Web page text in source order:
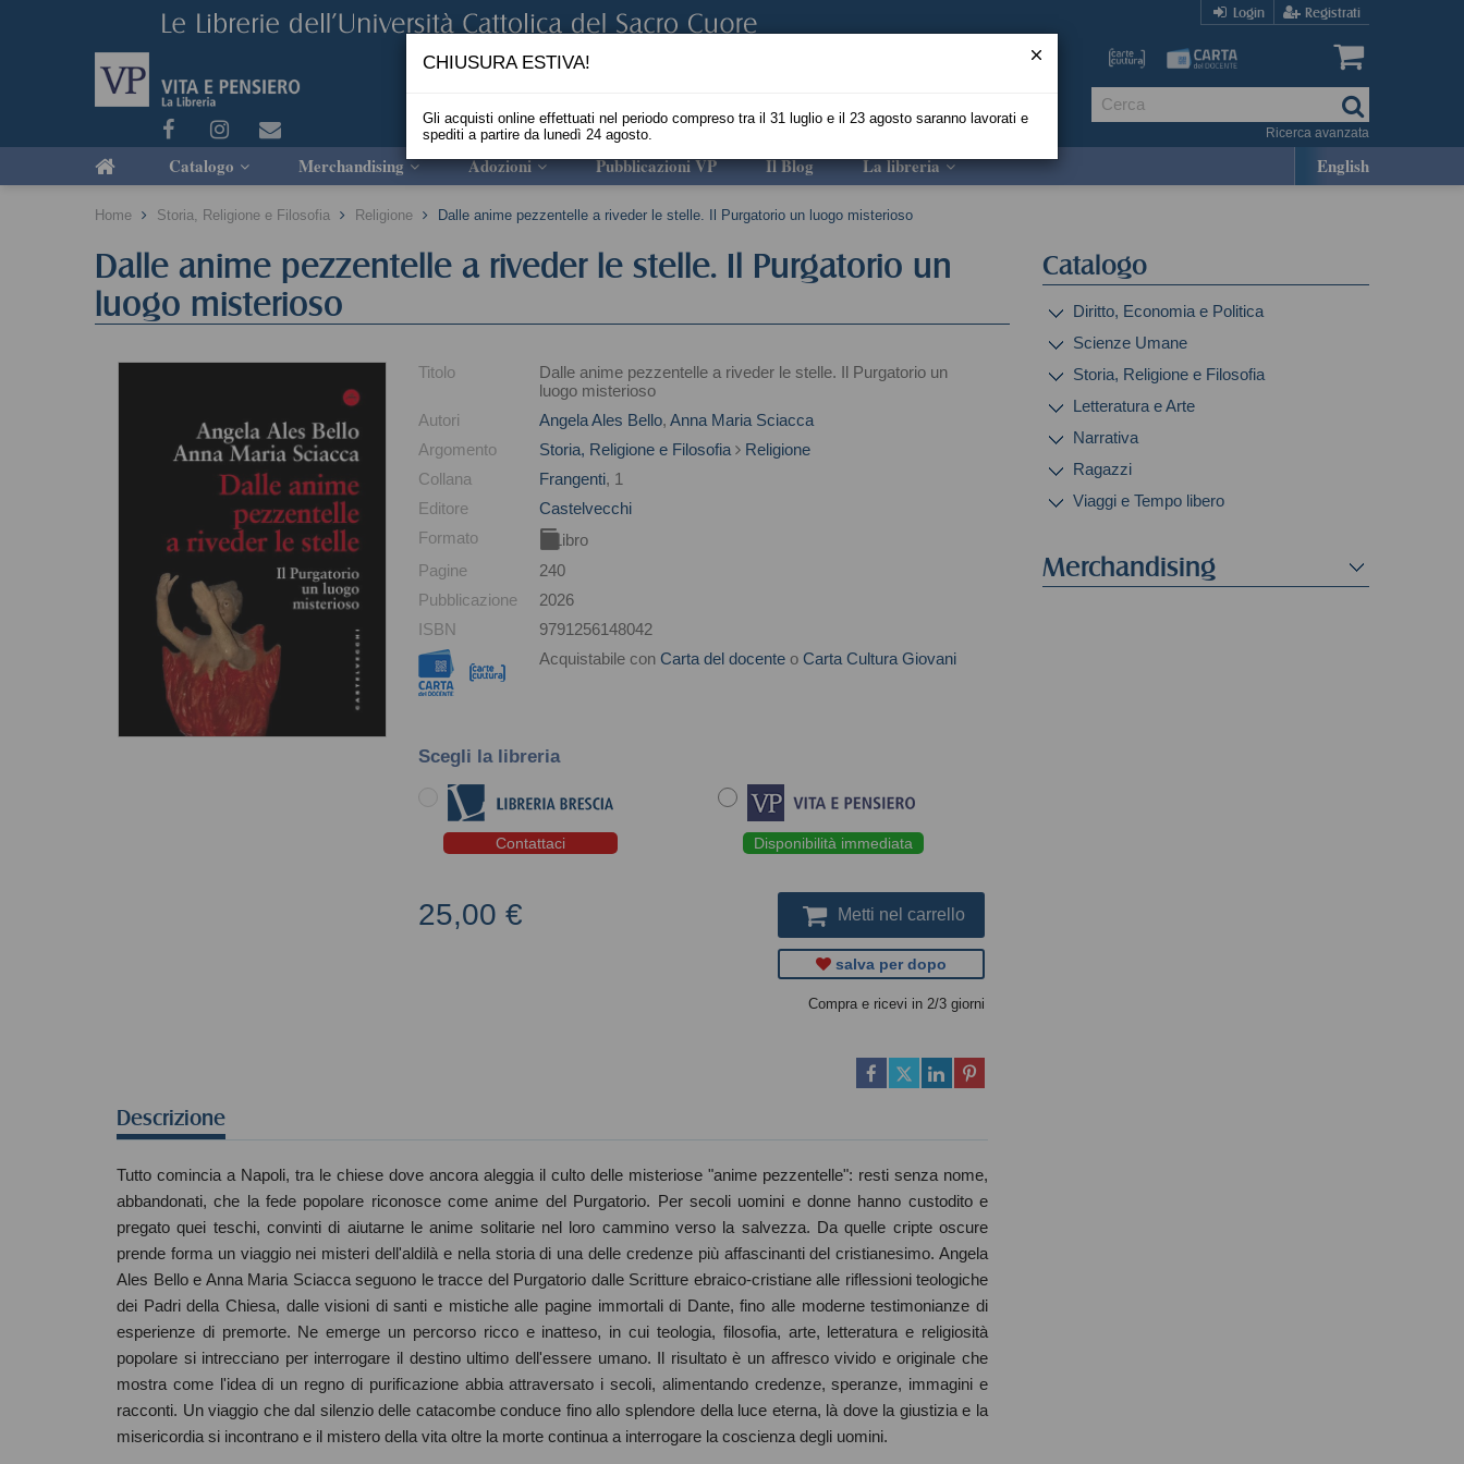
Login Registrati
Ricerca avanzata
Catalogo Merchandising Adozioni Pubblicazioni VP Il Blog La libreria English
Home Storia, Religione e Filosofia Religione Dalle anime pezzentelle a riveder le stelle. Il Purgatorio un luogo misterioso
Dalle anime pezzentelle a riveder le stelle. Il Purgatorio un
luogo misterioso
Titolo
Dalle anime pezzentelle a riveder le stelle. Il Purgatorio un
luogo misterioso
Autori
Angela Ales Bello,Anna Maria Sciacca
Argomento
Storia, Religione e Filosofia
Religione
Collana
Frangenti, 1
Editore
Castelvecchi
Formato
Libro
Pagine
240
Pubblicazione
2026
ISBN
9791256148042
Acquistabile con Carta del docente o Carta Cultura Giovani
Scegli la libreria
Contattaci Disponibilità immediata
25,00 € Metti nel carrello
salva per dopo
Compra e ricevi in 2/3 giorni
Descrizione
Tutto comincia a Napoli, tra le chiese dove ancora aleggia il culto delle misteriose "anime pezzentelle": resti senza nome,
abbandonati, che la fede popolare riconosce come anime del Purgatorio. Per secoli uomini e donne hanno custodito e
pregato quei teschi, convinti di aiutarne le anime solitarie nel loro cammino verso la salvezza. Da quelle cripte oscure
prende forma un viaggio nei misteri dell'aldilà e nella storia di una delle credenze più affascinanti del cristianesimo. Angela
Ales Bello e Anna Maria Sciacca seguono le tracce del Purgatorio dalle Scritture ebraico-cristiane alle riflessioni teologiche
dei Padri della Chiesa, dalle visioni di santi e mistiche alle pagine immortali di Dante, fino alle moderne testimonianze di
esperienze di premorte. Ne emerge un percorso ricco e inatteso, in cui teologia, filosofia, arte, letteratura e religiosità
popolare si intrecciano per interrogare il destino ultimo dell'essere umano. Il risultato è un affresco vivido e originale che
mostra come l'idea di un regno di purificazione abbia attraversato i secoli, alimentando credenze, speranze, immagini e
racconti. Un viaggio che dal silenzio delle catacombe conduce fino allo splendore della luce eterna, là dove la giustizia e la
misericordia si incontrano e il mistero della vita oltre la morte continua a interrogare la coscienza degli uomini.
Catalogo
Diritto, Economia e Politica
Scienze Umane
Storia, Religione e Filosofia
Letteratura e Arte
Narrativa
Ragazzi
Viaggi e Tempo libero
Merchandising
CHIUSURA ESTIVA!
Gli acquisti online effettuati nel periodo compreso tra il 31 luglio e il 23 agosto saranno lavorati e
spediti a partire da lunedì 24 agosto.